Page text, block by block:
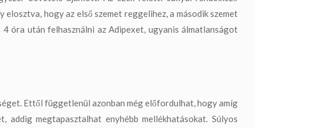
hogy az első szemet reggelihez, a második szemet
óra után felhasználni az Adipexet, ugyanis álmatlanságot
Ettől függetlenül azonban még előfordulhat, hogy amíg
megtapasztalhat enyhébb mellékhatásokat. Súlyos